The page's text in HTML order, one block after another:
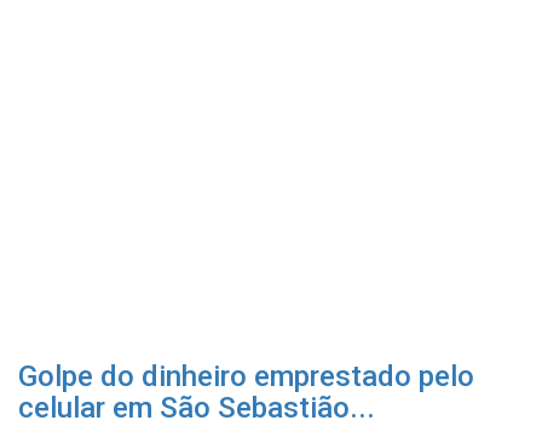
Golpe do dinheiro emprestado pelo
celular em São Sebastião...